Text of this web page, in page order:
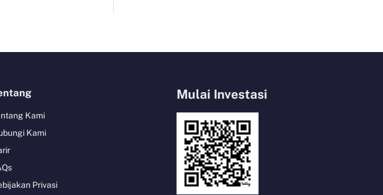
Kami
Kami
Privasi
Mulai Investasi